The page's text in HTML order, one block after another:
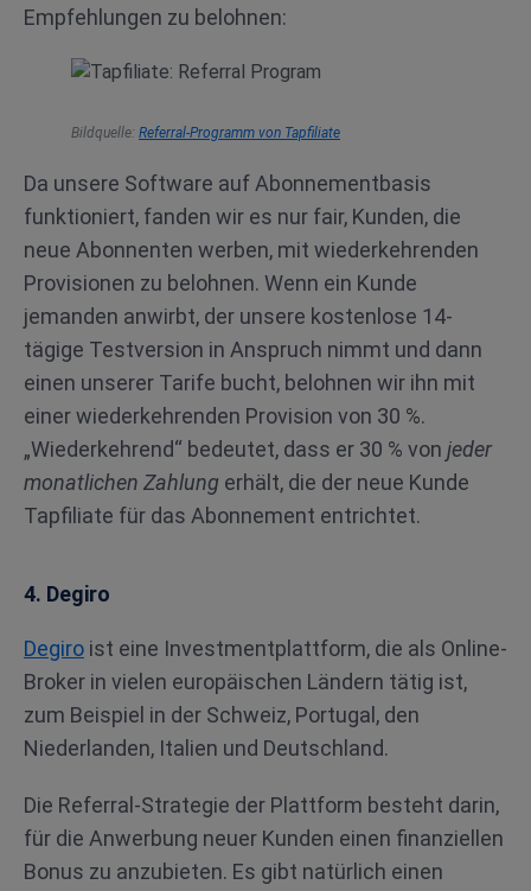
Empfehlungen zu belohnen:
Bildquelle: Referral-Programm von Tapfiliate
Da unsere Software auf Abonnementbasis
funktioniert, fanden wir es nur fair, Kunden, die
neue Abonnenten werben, mit wiederkehrenden
Provisionen zu belohnen. Wenn ein Kunde
jemanden anwirbt, der unsere kostenlose 14-
tägige Testversion in Anspruch nimmt und dann
einen unserer Tarife bucht, belohnen wir ihn mit
einer wiederkehrenden Provision von 30 %.
„Wiederkehrend“ bedeutet, dass er 30 % von jeder
monatlichen Zahlung erhält, die der neue Kunde
Tapfiliate für das Abonnement entrichtet.
4. Degiro
Degiro ist eine Investmentplattform, die als Online-
Broker in vielen europäischen Ländern tätig ist,
zum Beispiel in der Schweiz, Portugal, den
Niederlanden, Italien und Deutschland.
Die Referral-Strategie der Plattform besteht darin,
für die Anwerbung neuer Kunden einen finanziellen
Bonus zu anzubieten. Es gibt natürlich einen